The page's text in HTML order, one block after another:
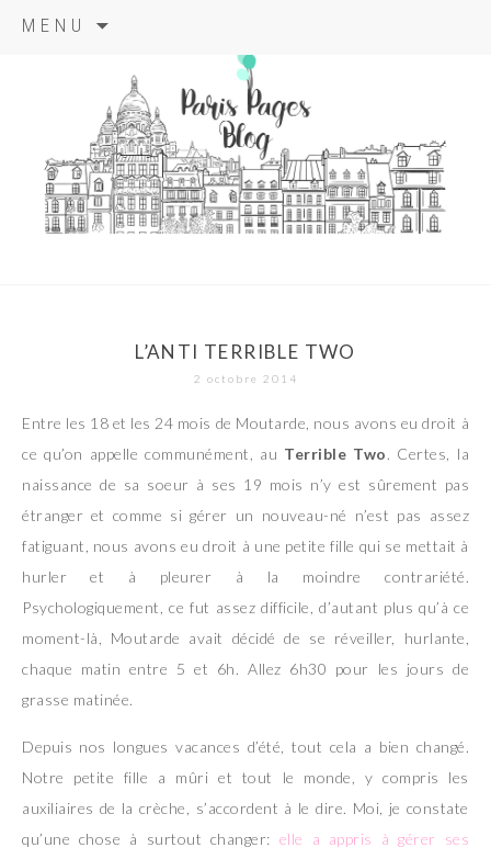
MENU
principal
paris pages
blog
L’ANTI TERRIBLE TWO
2 octobre 2014
Entre les 18 et les 24 mois de Moutarde, nous avons eu droit à
ce qu’on appelle communément, au Terrible Two. Certes, la
naissance de sa soeur à ses 19 mois n’y est sûrement pas
étranger et comme si gérer un nouveau-né n’est pas assez
fatiguant, nous avons eu droit à une petite fille qui se mettait à
hurler et à pleurer à la moindre contrariété.
Psychologiquement, ce fut assez difficile, d’autant plus qu’à ce
moment-là, Moutarde avait décidé de se réveiller, hurlante,
chaque matin entre 5 et 6h. Allez 6h30 pour les jours de
grasse matinée.
Depuis nos longues vacances d’été, tout cela a bien changé.
Notre petite fille a mûri et tout le monde, y compris les
auxiliaires de la crèche, s’accordent à le dire. Moi, je constate
qu’une chose à surtout changer: elle a appris à gérer ses